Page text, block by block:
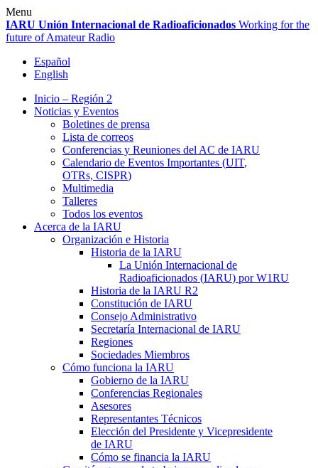
Skip
to
content
Menu
IARU Unión Internacional de Radioaficionados Working for the
future of Amateur Radio
Español
English
Inicio – Región 2
Noticias y Eventos
Boletines de prensa
Lista de correos
Conferencias y Reuniones del AC de IARU
Calendario de Eventos Importantes (UIT,
OTRs, CISPR)
Multimedia
Talleres
Todos los eventos
Acerca de la IARU
Organización e Historia
Historia de la IARU
La Unión Internacional de
Radioaficionados (IARU) porW1RU
Historia de la IARU R2
Constitución de IARU
Consejo Administrativo
Secretaría Internacional de IARU
Regiones
Sociedades Miembros
Cómo funciona la IARU
Gobierno de la IARU
Conferencias Regionales
Asesores
Representantes Técnicos
Elección del Presidente y Vicepresidente
de IARU
Cómo se financia la IARU